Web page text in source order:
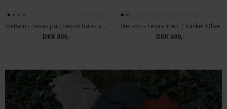
Stetson - Texas patchwork Barista | Kasket Patchwork
DKK 800,-
Stetson - Texas linen | Kasket Olive
DKK 600,-